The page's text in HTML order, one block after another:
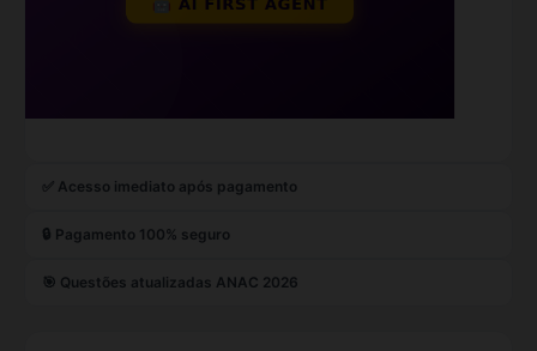
✅ Acesso imediato após pagamento
🔒 Pagamento 100% seguro
🎯 Questões atualizadas ANAC 2026